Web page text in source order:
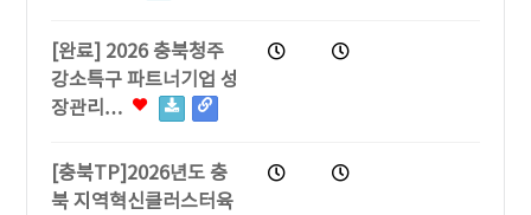
[완료] 2026 충북청주
강소특구 파트너기업 성
장관리…
[충북TP]2026년도 충
북 지역혁신클러스터육